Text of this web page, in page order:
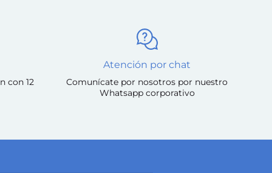
con 12
Atención por chat
Comunícate por nosotros por nuestro
Whatsapp corporativo